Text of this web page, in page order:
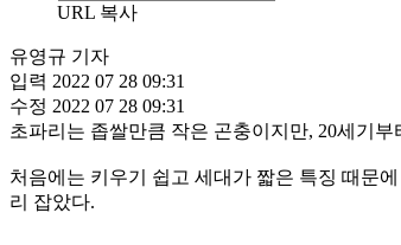
URL 복사
유영규 기자
입력 2022 07 28 09:31
수정 2022 07 28 09:31
초파리는 좁쌀만큼 작은 곤충이지만, 20세기
처음에는 키우기 쉽고 세대가 짧은 특징 때문
리 잡았다.